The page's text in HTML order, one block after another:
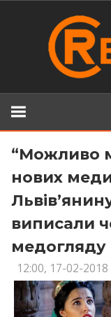
“Можливо
нових
виписали
медогляду
12:00, 17-02-2018